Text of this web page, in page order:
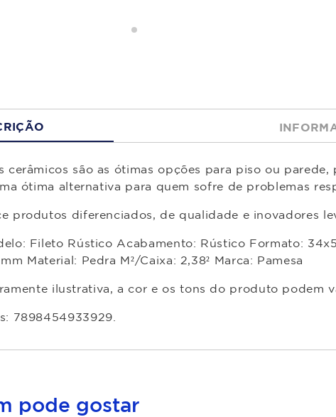
cerâmicos são as ótimas opções para piso ou
ótima alternativa para quem sofre de problemas
produtos diferenciados, de qualidade e inovadores
Fileto Rústico Acabamento: Rústico Formato:
Material: Pedra M²/Caixa: 2,38² Marca: Pamesa
ilustrativa, a cor e os tons do produto podem
7898454933929.
pode gostar